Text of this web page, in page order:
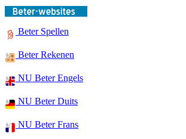
Beter Spellen
Beter Rekenen
NU Beter Engels
NU Beter Duits
NU Beter Frans